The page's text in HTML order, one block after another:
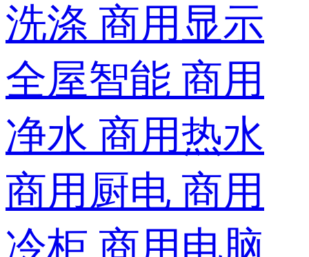
洗涤 商用显示
全屋智能 商用
净水 商用热水
商用厨电 商用
冷柜 商用电脑